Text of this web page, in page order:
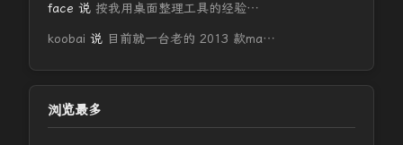
face 说 按我用桌面整理工具的经验…
koobai 说 目前就一台老的 2013 款ma…
浏览最多